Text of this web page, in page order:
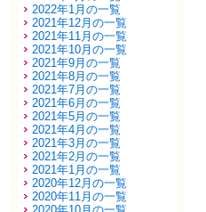
2022年1月の一覧
2021年12月の一覧
2021年11月の一覧
2021年10月の一覧
2021年9月の一覧
2021年8月の一覧
2021年7月の一覧
2021年6月の一覧
2021年5月の一覧
2021年4月の一覧
2021年3月の一覧
2021年2月の一覧
2021年1月の一覧
2020年12月の一覧
2020年11月の一覧